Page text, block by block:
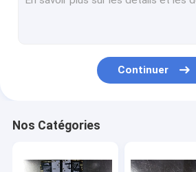
Continuer
Nos Catégories